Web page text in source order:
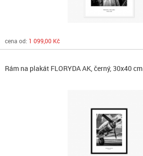
cena od: 1 099,00 Kč
Rám na plakát FLORYDA AK, černý, 30x40 cm